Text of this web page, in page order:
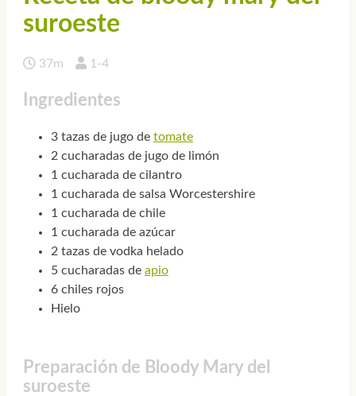
suroeste
37m 1-4
Ingredientes
3 tazas de jugo de tomate
2 cucharadas de jugo de limón
1 cucharada de cilantro
1 cucharada de salsa Worcestershire
1 cucharada de chile
1 cucharada de azúcar
2 tazas de vodka helado
5 cucharadas de apio
6 chiles rojos
Hielo
Preparación de Bloody Mary del
suroeste